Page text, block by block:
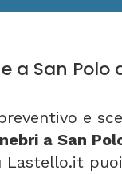
a San Polo
e
a San
Lastello.it